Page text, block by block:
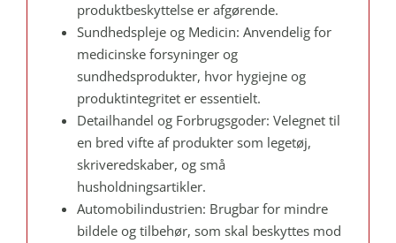
produktbeskyttelse er afgørende.
Sundhedspleje og Medicin: Anvendelig for
medicinske forsyninger og
sundhedsprodukter, hvor hygiejne og
produktintegritet er essentielt.
Detailhandel og Forbrugsgoder: Velegnet til
en bred vifte af produkter som legetøj,
skriveredskaber, og små
husholdningsartikler.
Automobilindustrien: Brugbar for mindre
bildele og tilbehør, som skal beskyttes mod